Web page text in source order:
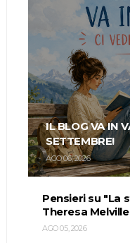
IL BLOG VA IN
SETTEMBRE!
AGO 06, 2026
Pensieri su "La
Theresa
AGO 05, 2026